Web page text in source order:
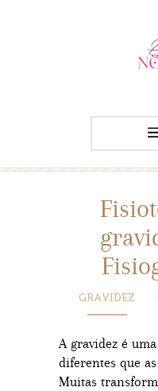
GRAVIDEZ
A gravidez é
diferentes que
Muitas